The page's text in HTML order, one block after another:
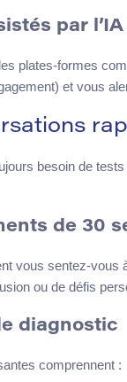
par l’IA
plates-formes
et vous
besoin de
de 30
vous sentez-vous
ou de défis
diagnostic
comprennent :